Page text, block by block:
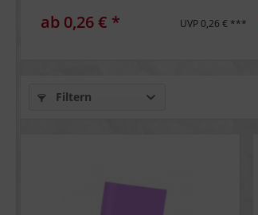
ab 0,26 € * UVP 0,26 € ***
Filtern